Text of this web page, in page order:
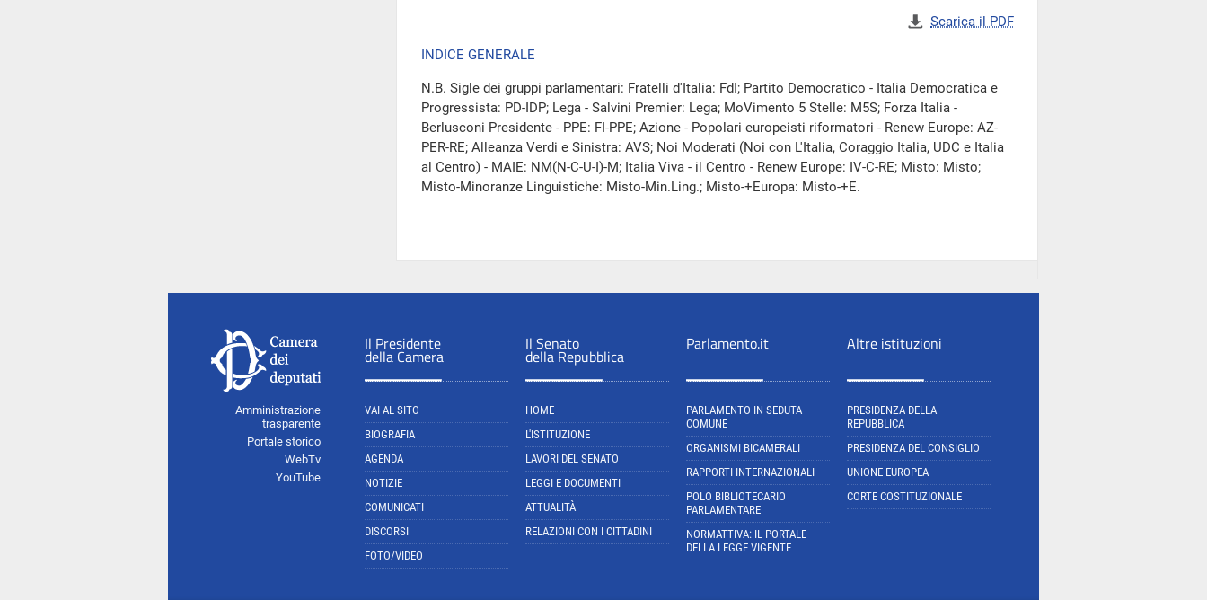
Scarica il PDF
INDICE GENERALE
N.B. Sigle dei gruppi parlamentari: Fratelli d'Italia: FdI; Partito Democratico - Italia Democratica e
Progressista: PD-IDP; Lega - Salvini Premier: Lega; MoVimento 5 Stelle: M5S; Forza Italia -
Berlusconi Presidente - PPE: FI-PPE; Azione - Popolari europeisti riformatori - Renew Europe: AZ-
PER-RE; Alleanza Verdi e Sinistra: AVS; Noi Moderati (Noi con L'Italia, Coraggio Italia, UDC e Italia
al Centro) - MAIE: NM(N-C-U-I)-M; Italia Viva - il Centro - Renew Europe: IV-C-RE; Misto: Misto;
Misto-Minoranze Linguistiche: Misto-Min.Ling.; Misto-+Europa: Misto-+E.
Amministrazione
trasparente
Portale storico
WebTv
YouTube
Il Presidente
della Camera
VAI AL SITO
BIOGRAFIA
AGENDA
NOTIZIE
COMUNICATI
DISCORSI
FOTO/VIDEO
Il Senato
della Repubblica
HOME
L'ISTITUZIONE
LAVORI DEL SENATO
LEGGI E DOCUMENTI
ATTUALITÀ
RELAZIONI CON I CITTADINI
Parlamento.it
PARLAMENTO IN SEDUTA
COMUNE
ORGANISMI BICAMERALI
RAPPORTI INTERNAZIONALI
POLO BIBLIOTECARIO
PARLAMENTARE
NORMATTIVA: IL PORTALE
DELLA LEGGE VIGENTE
Altre istituzioni
PRESIDENZA DELLA
REPUBBLICA
PRESIDENZA DEL CONSIGLIO
UNIONE EUROPEA
CORTE COSTITUZIONALE